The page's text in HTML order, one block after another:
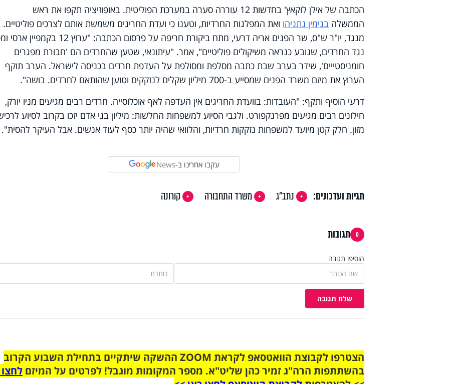
הכתבה של אילן לוקאץ' בחדשות 12 עוררה סערה במערכת הפוליטית. באופוזיציה תקפו את ראש
הממשלה בנימין נתניהו ואת המפלגות החרדיות, וטענו כי ועדת החריגים משמשת אותם לצרכים פוליטיים.
מנגד, יו"ר ש"ס, שר הפנים אריה דרעי, מתח ביקורת חריפה על פרסום הכתבה:
נגד החרדים, שנובע כנראה משיקולים פוליטיים", אמר. "עיתונאי, שטען שהחרדים הם 'חבורת מפגרים
חומניסטייים', שידר בערב שבת כתבה מסלפת ומסולפת על העדפת חרדים בכניסה לישראל. הערב תוקף
הערוץ את מיזם משרד הפנים שמסייע ב-700 מיליון שקלים לנזקקים וטוען שהותאם לחרדים. בושה".
דרעי הוסיף ותקף: "העובדות: בוועדת החריגים אין העדפה לאף אוכלוסייה. חרדים רבים מגיעים מניו יורק,
חילונים רבים מגיעים מפרנקפורט. ולגבי הסיוע למשפחות החלשות: מיליון בני אדם יזכו בקרוב לסיוע
מזון. חלק קטן מיועד למשפחות נזקקות חרדיות, והלוואי שהיה יותר כסף לעוד אנשים. אבל העיקר להסית".
עקבו אחרינו ב-News
תגיות ועדכונים: נתב"ג משרד התחבורה קורונה
0 תגובות
הוסיפו תגובה
שלח תגובה
הצטרפו לקבוצת הוואטסאפ לקראת ZOOM ההשקה שיתקיים בתחילת השבוע הקרוב
בהשתתפות הרה"ג זמיר כהן שליט"א. מספר המקומות מוגבל! לפרטים על המיזם